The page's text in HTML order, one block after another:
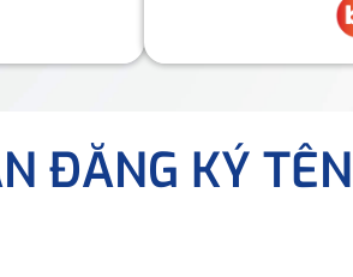
ĐĂNG KÝ